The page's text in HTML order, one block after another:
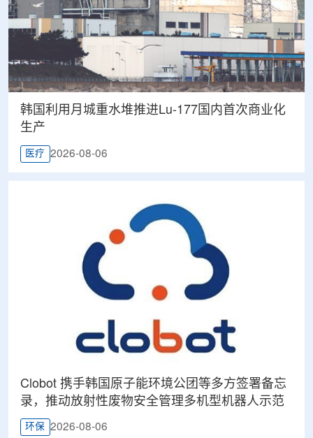
韩国利用月城重水堆推进Lu-177国内首次商业化
生产
医疗 2026-08-06
Clobot 携手韩国原子能环境公团等多方签署备忘
录，推动放射性废物安全管理多机型机器人示范
环保 2026-08-06